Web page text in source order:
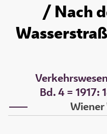
/ Nach
Bd. 4 = 1917: